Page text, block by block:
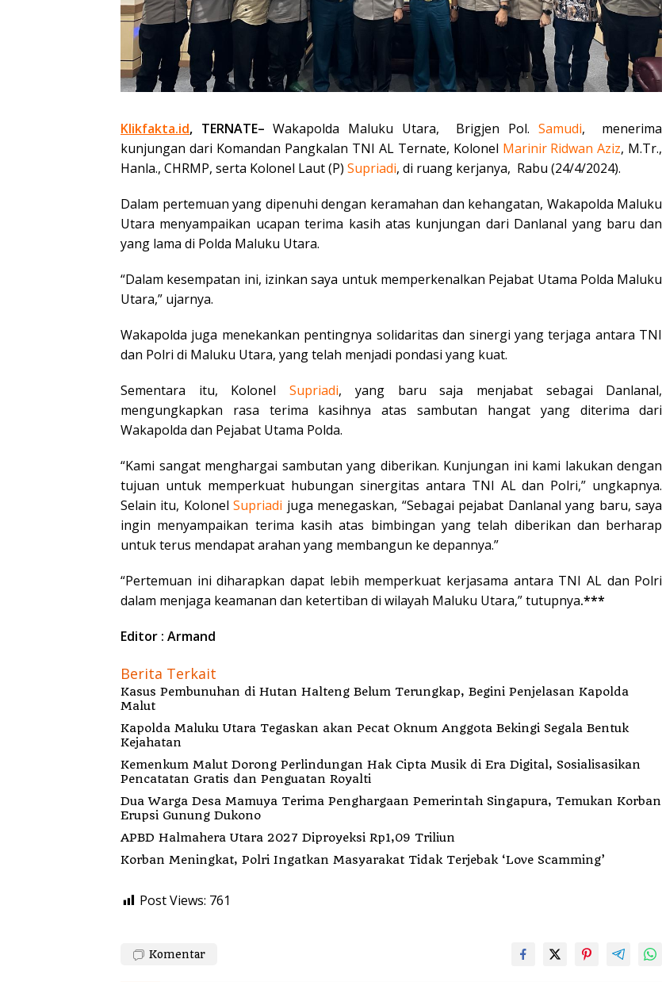
Klikfakta.id, TERNATE– Wakapolda Maluku Utara, Brigjen Pol. Samudi, menerima
kunjungan dari Komandan Pangkalan TNI AL Ternate, Kolonel Marinir Ridwan Aziz, M.Tr.,
Hanla., CHRMP, serta Kolonel Laut (P) Supriadi, di ruang kerjanya, Rabu (24/4/2024).
Dalam pertemuan yang dipenuhi dengan keramahan dan kehangatan, Wakapolda Maluku
Utara menyampaikan ucapan terima kasih atas kunjungan dari Danlanal yang baru dan
yang lama di Polda Maluku Utara.
“Dalam kesempatan ini, izinkan saya untuk memperkenalkan Pejabat Utama Polda Maluku
Utara,” ujarnya.
Wakapolda juga menekankan pentingnya solidaritas dan sinergi yang terjaga antara TNI
dan Polri di Maluku Utara, yang telah menjadi pondasi yang kuat.
Sementara itu, KolonelSupriadi, yang baru saja menjabat sebagai Danlanal,
mengungkapkan rasa terima kasihnya atas sambutan hangat yang diterima dari
Wakapolda dan Pejabat Utama Polda.
“Kami sangat menghargai sambutan yang diberikan. Kunjungan ini kami lakukan dengan
tujuan untuk memperkuat hubungan sinergitas antara TNI AL dan Polri,” ungkapnya.
Selain itu, KolonelSupriadi juga menegaskan, “Sebagai pejabat Danlanal yang baru, saya
ingin menyampaikan terima kasih atas bimbingan yang telah diberikan dan berharap
untuk terus mendapat arahan yang membangun ke depannya.”
“Pertemuan ini diharapkan dapat lebih memperkuat kerjasama antara TNI AL dan Polri
dalam menjaga keamanan dan ketertiban di wilayah Maluku Utara,” tutupnya.***
Editor : Armand
Berita Terkait
Kasus Pembunuhan di Hutan Halteng Belum Terungkap, Begini Penjelasan Kapolda
Malut
Kapolda Maluku Utara Tegaskan akan Pecat Oknum Anggota Bekingi Segala Bentuk
Kejahatan
Kemenkum Malut Dorong Perlindungan Hak Cipta Musik di Era Digital, Sosialisasikan
Pencatatan Gratis dan Penguatan Royalti
Dua Warga Desa Mamuya Terima Penghargaan Pemerintah Singapura, Temukan Korban
Erupsi Gunung Dukono
APBD Halmahera Utara 2027 Diproyeksi Rp1,09 Triliun
Korban Meningkat, Polri Ingatkan Masyarakat Tidak Terjebak ‘Love Scamming’
Post Views: 761
Komentar